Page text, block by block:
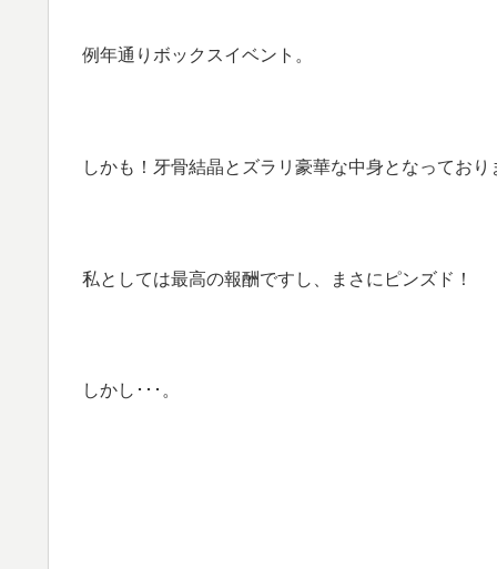
例年通りボックスイベント。
しかも！牙骨結晶とズラリ豪華な中身となっており
私としては最高の報酬ですし、まさにピンズド！
しかし･･･。